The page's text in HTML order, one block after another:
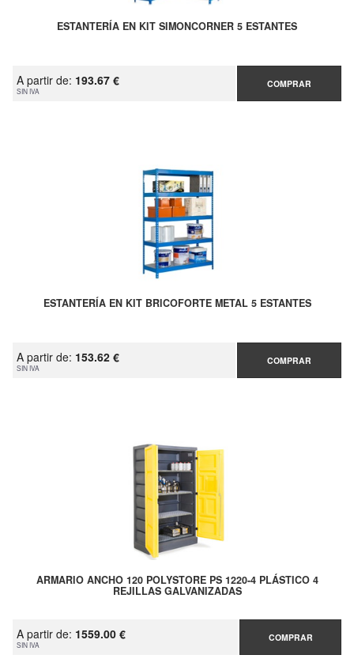
ESTANTERÍA EN KIT SIMONCORNER 5 ESTANTES
A partir de: 193.67 €
SIN IVA
COMPRAR
ESTANTERÍA EN KIT BRICOFORTE METAL 5 ESTANTES
A partir de: 153.62 €
SIN IVA
COMPRAR
ARMARIO ANCHO 120 POLYSTORE PS 1220-4 PLÁSTICO 4
REJILLAS GALVANIZADAS
A partir de: 1559.00 €
SIN IVA
COMPRAR